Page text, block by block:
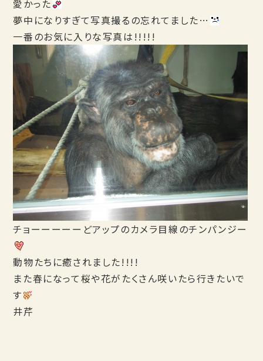
愛かった
夢中になりすぎて写真撮るの忘れてました…
一番のお気に入りな写真は!!!!!
チョーーーーーどアップのカメラ目線のチンパンジー
動物たちに癒されました!!!!
また春になって桜や花がたくさん咲いたら行きたいで
す
井芹